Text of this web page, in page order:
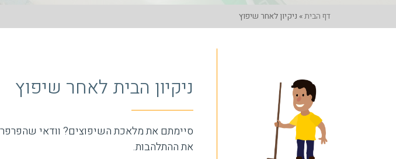
דף הבית» ניקיון לאחר שיפוץ
ניקיון הבית לאחר שיפוץ
סיימתם את מלאכת השיפוצים? וודאי
את ההתלהבות.